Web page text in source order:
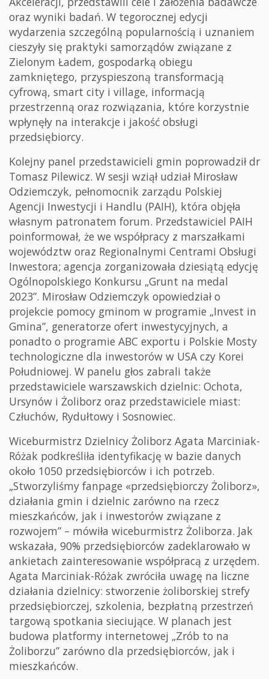
oraz wyniki badań. W tegorocznej edycji
wydarzenia szczególną popularnością i uznaniem
cieszyły się praktyki samorządów związane z
Zielonym Ładem, gospodarką obiegu
zamkniętego, przyspieszoną transformacją
cyfrową, smart city i village, informacją
przestrzenną oraz rozwiązania, które korzystnie
wpłynęły na interakcje i jakość obsługi
przedsiębiorcy.
Kolejny panel przedstawicieli gmin poprowadził dr
Tomasz Pilewicz. W sesji wziął udział Mirosław
Odziemczyk, pełnomocnik zarządu Polskiej
Agencji Inwestycji i Handlu (PAIH), która objęła
własnym patronatem forum. Przedstawiciel PAIH
poinformował, że we współpracy z marszałkami
województw oraz Regionalnymi Centrami Obsługi
Inwestora; agencja zorganizowała dziesiątą edycję
Ogólnopolskiego Konkursu „Grunt na medal
2023”. Mirosław Odziemczyk opowiedział o
projekcie pomocy gminom w programie „Invest in
Gmina”, generatorze ofert inwestycyjnych, a
ponadto o programie ABC exportu i Polskie Mosty
technologiczne dla inwestorów w USA czy Korei
Południowej. W panelu głos zabrali także
przedstawiciele warszawskich dzielnic: Ochota,
Ursynów i Żoliborz oraz przedstawiciele miast:
Człuchów, Rydułtowy i Sosnowiec.
Wiceburmistrz Dzielnicy Żoliborz Agata Marciniak-
Różak podkreśliła identyfikację w bazie danych
około 1050 przedsiębiorców i ich potrzeb.
„Stworzyliśmy fanpage «przedsiębiorczy Żoliborz»,
działania gmin i dzielnic zarówno na rzecz
mieszkańców, jak i inwestorów związane z
rozwojem” – mówiła wiceburmistrz Żoliborza. Jak
wskazała, 90% przedsiębiorców zadeklarowało w
ankietach zainteresowanie współpracą z urzędem.
Agata Marciniak-Różak zwróciła uwagę na liczne
działania dzielnicy: stworzenie żoliborskiej strefy
przedsiębiorczej, szkolenia, bezpłatną przestrzeń
targową spotkania sieciujące. W planach jest
budowa platformy internetowej „Zrób to na
Żoliborzu” zarówno dla przedsiębiorców, jak i
mieszkańców.